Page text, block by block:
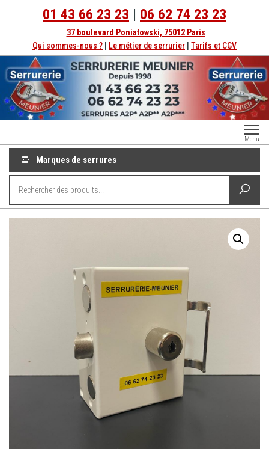
01 43 66 23 23 | 06 62 74 23 23
37 boulevard Poniatowski, 75012 Paris
Qui sommes-nous ?
Le métier de serrurier Tarifs et CGV
Paris
serrurier à
depuis
Menu
Marques de serrures